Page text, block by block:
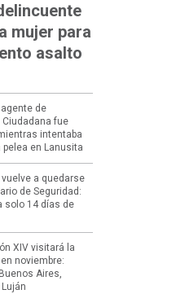
mujer para
asalto
de
Ciudadana fue
intentaba
pelea en Lanusita
vuelve a quedarse
de Seguridad:
solo 14 días de
XIV visitará la
noviembre:
Aires,